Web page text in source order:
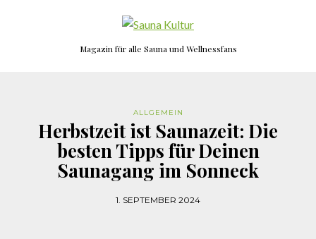
Magazin für alle Sauna und Wellnessfans
ALLGEMEIN
Herbstzeit ist Saunazeit: Die
besten Tipps für Deinen
Saunagang im Sonneck
1. SEPTEMBER 2024